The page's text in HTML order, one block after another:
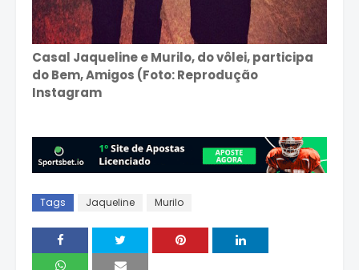
Casal Jaqueline e Murilo, do vôlei, participa
do Bem, Amigos (Foto: Reprodução
Instagram
Tags Jaqueline Murilo